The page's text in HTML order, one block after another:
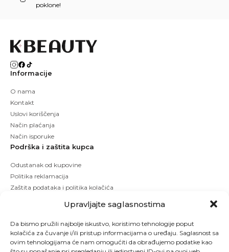
Upravljajte saglasnostima
Da bismo pružili najbolje iskustvo, koristimo tehnologije poput
kolačića za čuvanje i/ili pristup informacijama o uređaju. Saglasnost sa
ovim tehnologijama će nam omogućiti da obrađujemo podatke kao
poklone!
Informacije
O nama
Kontakt
Uslovi koriščenja
Način plaćanja
Način isporuke
Podrška i zaštita kupca
Odustanak od kupovine
Politika reklamacija
Zaštita podataka i politika kolačića